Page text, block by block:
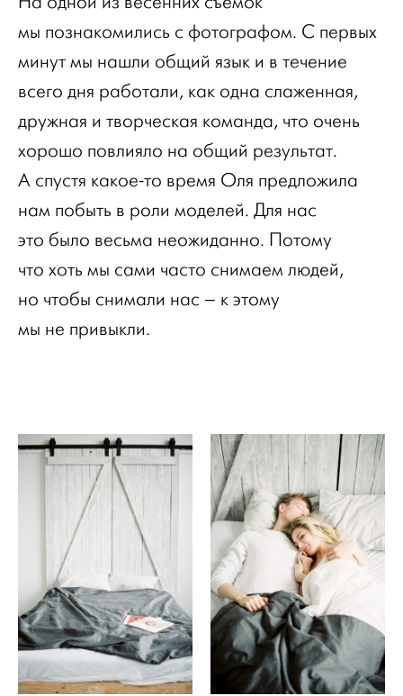
мы познакомились с фотографом. С первых
минут мы нашли общий язык и в течение
всего дня работали, как одна слаженная,
дружная и творческая команда, что очень
хорошо повлияло на общий результат.
А спустя какое-то время Оля предложила
нам побыть в роли моделей. Для нас
это было весьма неожиданно. Потому
что хоть мы сами часто снимаем людей,
но чтобы снимали нас – к этому
мы не привыкли.